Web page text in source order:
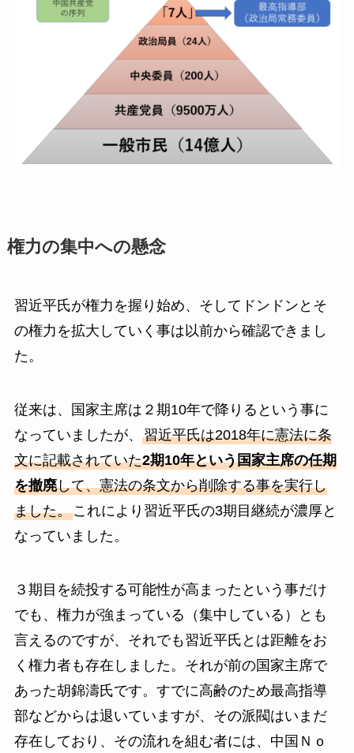
権力の集中への懸念
習近平氏が権力を握り始め、そしてドンドンとそ
の権力を拡大していく事は以前から確認できまし
た。
従来は、国家主席は２期10年で降りるという事に
なっていましたが、 習近平氏は2018年に憲法に条
文に記載されていた2期10年という国家主席の任期
を撤廃して、憲法の条文から削除する事を実行し
ました。これにより習近平氏の3期目継続が濃厚と
なっていました。
３期目を続投する可能性が高まったという事だけ
でも、権力が強まっている（集中している）とも
言えるのですが、それでも習近平氏とは距離をお
く権力者も存在しました。それが前の国家主席で
あった胡錦濤氏です。すでに高齢のため最高指導
部などからは退いていますが、その派閥はいまだ
存在しており、その流れを組む者には、中国Ｎｏ